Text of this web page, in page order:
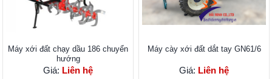
Máy xới đất chạy dầu 186 chuyển
hướng
Giá: Liên hệ
Máy cày xới đất dắt tay GN61/6
Giá: Liên hệ